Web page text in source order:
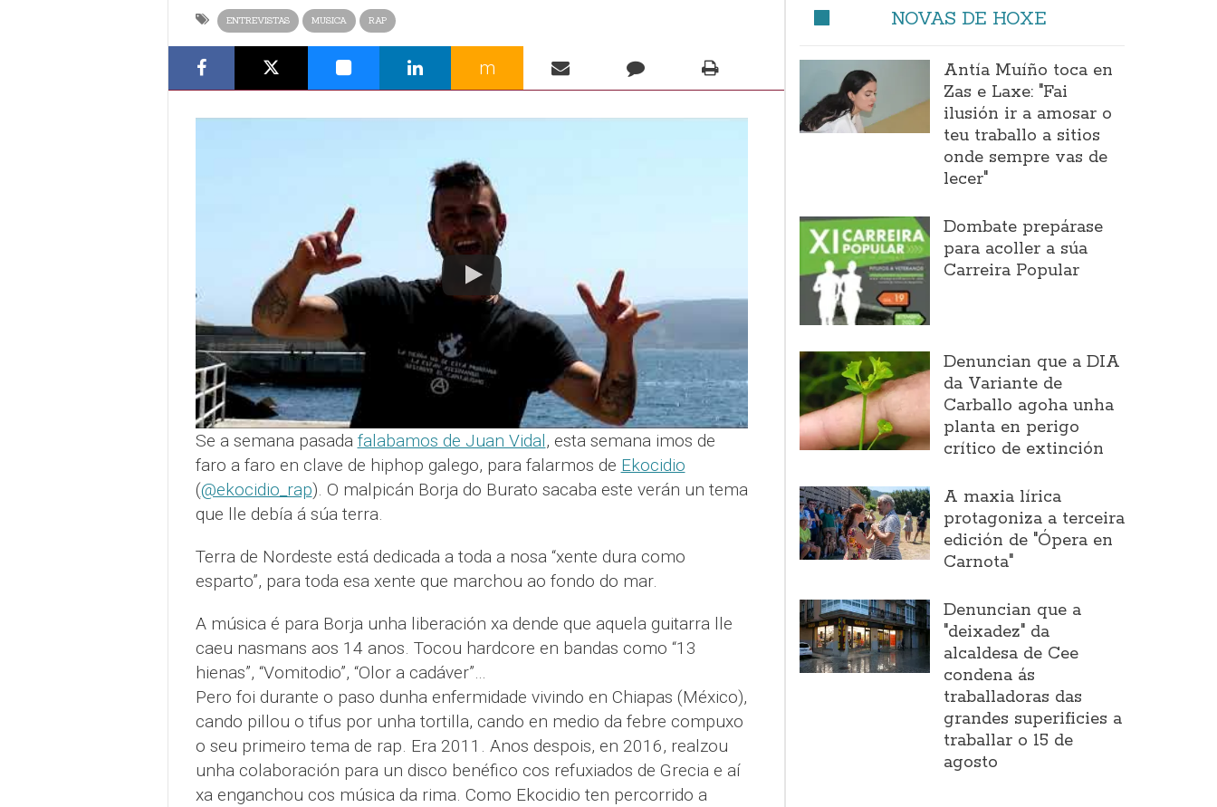
ENTREVISTAS MUSICA RAP
m
Se a semana pasada falabamos de Juan Vidal, esta semana imos de
faro a faro en clave de hiphop galego, para falarmos de Ekocidio
(@ekocidio_rap). O malpicán Borja do Burato sacaba este verán un tema
que lle debía á súa terra.
Terra de Nordeste está dedicada a toda a nosa “xente dura como
esparto”, para toda esa xente que marchou ao fondo do mar.
A música é para Borja unha liberación xa dende que aquela guitarra lle
caeu nasmans aos 14 anos. Tocou hardcore en bandas como “13
hienas”, “Vomitodio”, “Olor a cadáver”…
Pero foi durante o paso dunha enfermidade vivindo en Chiapas (México),
cando pillou o tifus por unha tortilla, cando en medio da febre compuxo
o seu primeiro tema de rap. Era 2011. Anos despois, en 2016, realzou
unha colaboración para un disco benéfico cos refuxiados de Grecia e aí
xa enganchou cos música da rima. Como Ekocidio ten percorrido a
NOVAS DE HOXE
Antía Muíño toca en
Zas e Laxe: "Fai
ilusión ir a amosar o
teu traballo a sitios
onde sempre vas de
lecer"
Dombate prepárase
para acoller a súa
Carreira Popular
Denuncian que a DIA
da Variante de
Carballo agoha unha
planta en perigo
crítico de extinción
A maxia lírica
protagoniza a terceira
edición de "Ópera en
Carnota"
Denuncian que a
"deixadez" da
alcaldesa de Cee
condena ás
traballadoras das
grandes superificies a
traballar o 15 de
agosto